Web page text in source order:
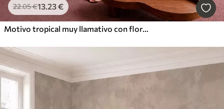
22.05€13 .23€